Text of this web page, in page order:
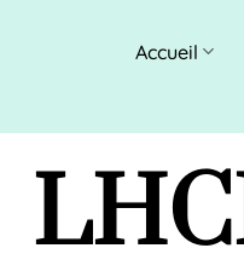
Accueil